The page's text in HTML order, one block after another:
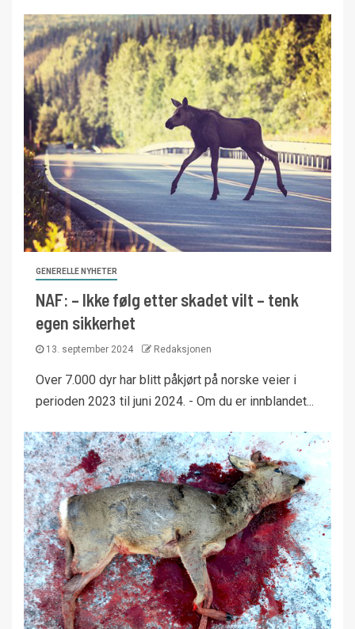
GENERELLE NYHETER
NAF: – Ikke følg etter skadet vilt – tenk
egen sikkerhet
13. september 2024 Redaksjonen
Over 7.000 dyr har blitt påkjørt på norske veier i
perioden 2023 til juni 2024. - Om du er innblandet...